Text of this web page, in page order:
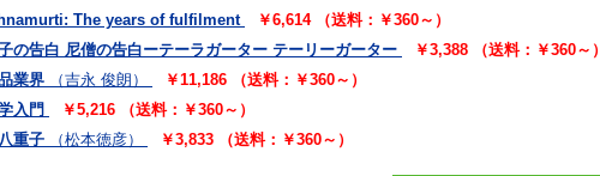
The years of fulfilment
￥6,614 （送料：￥360～）
の告白 尼僧の告白ーテーラガーター テーリーガーター
￥3,388 （送料：￥360～）
業界
（吉永 俊朗）
￥11,186 （送料：￥360～）
入門
￥5,216 （送料：￥360～）
重子
（松本徳彦） ￥3,833 （送料：￥360～）